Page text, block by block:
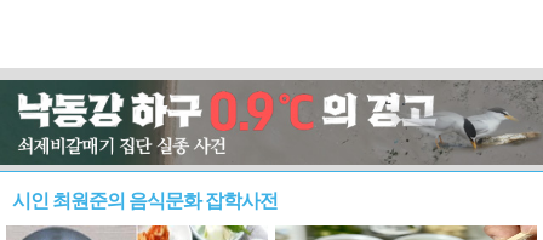
시인 최원준의 음식문화 잡학사전